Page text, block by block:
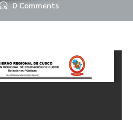
0 Comments